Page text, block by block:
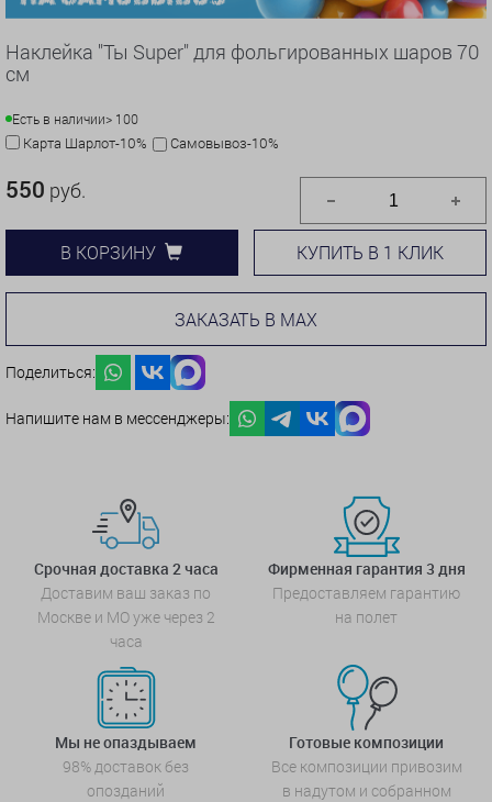
Наклейка "Ты Super" для фольгированных шаров 70
см
Есть в наличии> 100
Карта Шарлот-10% Самовывоз-10%
550 руб.
В КОРЗИНУ КУПИТЬ В 1 КЛИК
ЗАКАЗАТЬ В MAX
Поделиться:
Напишите нам в мессенджеры:
Срочная доставка 2 часа
Доставим ваш заказ по
Москве и МО уже через 2
часа
Фирменная гарантия 3 дня
Предоставляем гарантию
на полет
Мы не опаздываем
98% доставок без
опозданий
Готовые композиции
Все композиции привозим
в надутом и собранном